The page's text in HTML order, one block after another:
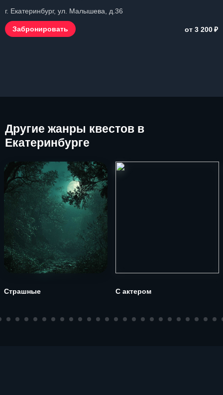
г. Екатеринбург, ул. Малышева, д.36
Забронировать от 3 200₽
Другие жанры квестов в
Екатеринбурге
Страшные С актером